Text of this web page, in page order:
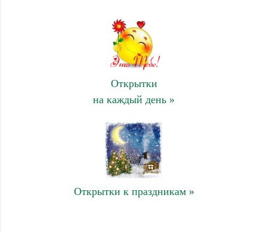
Открытки
на каждый день »
Открытки к праздникам »